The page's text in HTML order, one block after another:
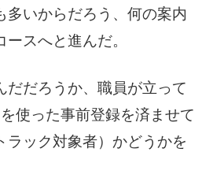
多いからだろう、何の案内
スへと進んだ。
だだろうか、職員が立って
使った事前登録を済ませて
ラック対象者）かどうかを